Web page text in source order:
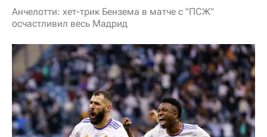
Анчелотти: хет-трик Бензема в матче с "ПСЖ"
осчастливил весь Мадрид